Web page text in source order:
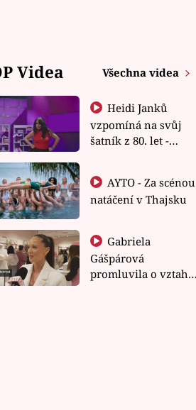
Videa Všechna videa
Heidi Janků
vzpomíná na svůj
šatník z 80. let -
natáčení v Thajsku
Gabriela
Gášpárová
promluvila o vztahu